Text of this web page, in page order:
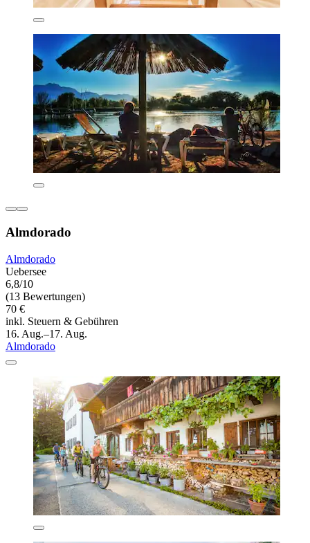
Almdorado
Almdorado
Uebersee
6,8/10
(13 Bewertungen)
70 €
inkl. Steuern & Gebühren
16. Aug.–17. Aug.
Almdorado